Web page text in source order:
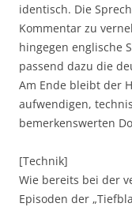
identisch. Die
Kommentar zu
hingegen englische
passend dazu die
Am Ende bleibt der
aufwendigen,
bemerkenswerten
[Technik]
Wie bereits bei der
Episoden der